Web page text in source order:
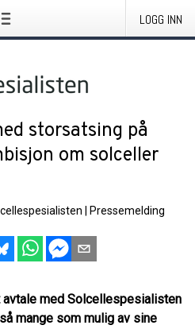
LOGG INN
storsatsing på
om solceller
Pressemelding
avtale med Solcellespesialisten
mange som mulig av sine